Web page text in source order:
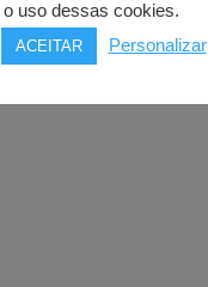
uso dessas cookies.
ACEITAR Personalizar